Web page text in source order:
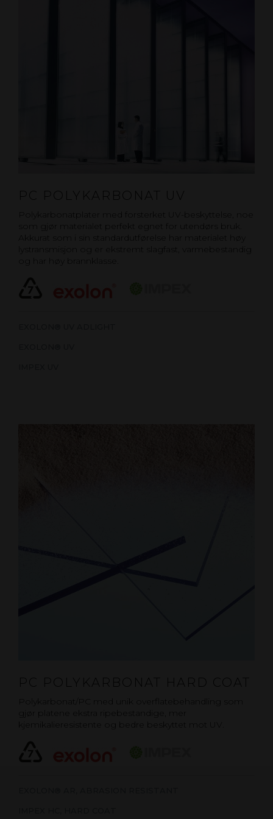
PC POLYKARBONAT UV
Polykarbonatplater med forsterket UV-beskyttelse, noe
som gjør materialet perfekt egnet for utendørs bruk.
Akkurat som i sin standardutførelse har materialet høy
lystransmisjon og er ekstremt slagfast, varmebestandig
og har høy brannklasse.
PC POLYKARBONAT HARD COAT
Polykarbonat/PC med unik overflatebehandling som
gjør platene ekstra ripebestandige, mer
kjemikalieresistente og bedre beskyttet mot UV.